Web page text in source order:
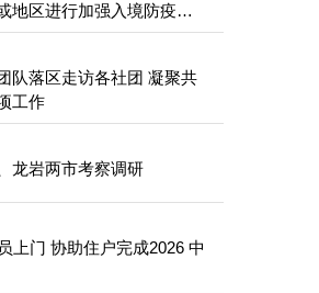
地区进行加强入境防疫措
队落区走访各社团 凝聚共
工作
龙岩两市考察调研
成2026 中